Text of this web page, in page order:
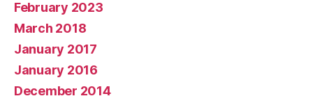
February 2023
March 2018
January 2017
January 2016
December 2014